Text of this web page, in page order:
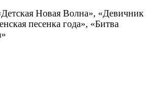
Новая Волна», «Девичник
песенка года», «Битва